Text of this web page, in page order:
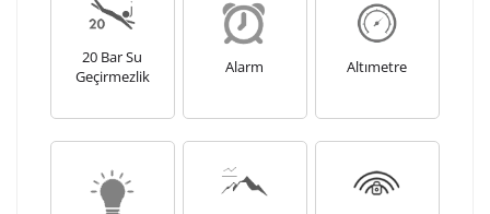
20 Bar Su
Geçirmezlik
Alarm Altımetre